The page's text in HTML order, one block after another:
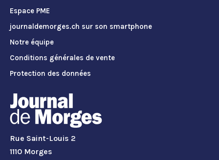
Espace PME
journaldemorges.ch sur son smartphone
Notre équipe
Conditions générales de vente
Protection des données
Rue Saint-Louis 2
1110 Morges